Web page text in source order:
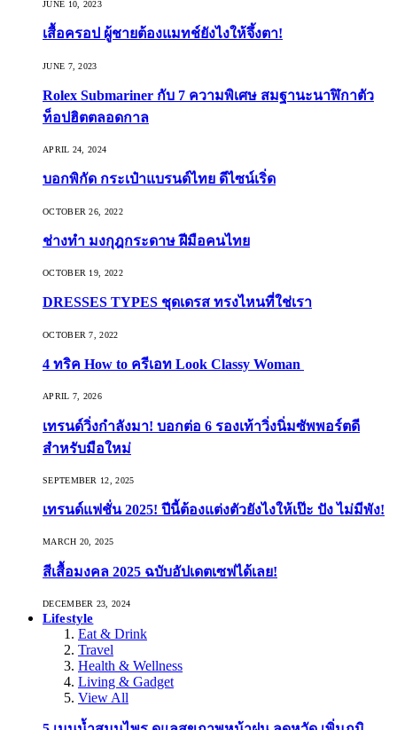
JUNE 10, 2023
เสื้อครอป ผู้ชายต้องแมทช์ยังไงให้จึ้งตา!
JUNE 7, 2023
Rolex Submariner กับ 7 ความพิเศษ สมฐานะนาฬิกาตัว
ท็อปฮิตตลอดกาล
APRIL 24, 2024
บอกพิกัด กระเป๋าแบรนด์ไทย ดีไซน์เริ่ด
OCTOBER 26, 2022
ช่างทำ มงกุฎกระดาษ ฝีมือคนไทย
OCTOBER 19, 2022
DRESSES TYPES ชุดเดรส ทรงไหนที่ใช่เรา
OCTOBER 7, 2022
4 ทริค How to ครีเอท Look Classy Woman
APRIL 7, 2026
เทรนด์วิ่งกำลังมา! บอกต่อ 6 รองเท้าวิ่งนิ่มซัพพอร์ตดี
สำหรับมือใหม่
SEPTEMBER 12, 2025
เทรนด์แฟชั่น 2025! ปีนี้ต้องแต่งตัวยังไงให้เป๊ะ ปัง ไม่มีพัง!
MARCH 20, 2025
สีเสื้อมงคล 2025 ฉบับอัปเดตเซฟได้เลย!
DECEMBER 23, 2024
Lifestyle
Eat & Drink
Travel
Health & Wellness
Living & Gadget
View All